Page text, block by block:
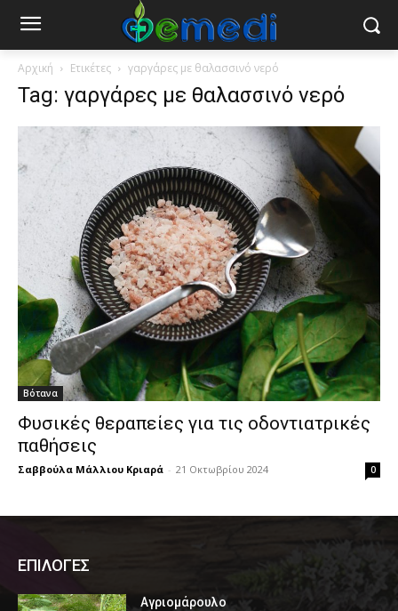
Αρχική Ετικέτες γαργάρες με θαλασσινό νερό
Tag: γαργάρες με θαλασσινό νερό
Βότανα
Φυσικές θεραπείες για τις οδοντιατρικές
παθήσεις
Σαββούλα Μάλλιου Κριαρά - 21 Οκτωβρίου 2024 0
ΕΠΙΛΟΓΕΣ
Αγριομάρουλο